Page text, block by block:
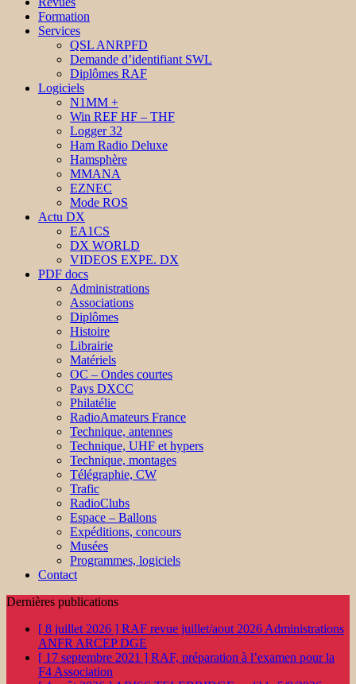
Formation
Services
QSL ANRPFD
Demande d’identifiant SWL
Diplômes RAF
Logiciels
N1MM +
Win REF HF – THF
Logger 32
Ham Radio Deluxe
Hamsphère
MMANA
EZNEC
Mode ROS
Actu DX
EA1CS
DX WORLD
VIDEOS EXPE. DX
PDF docs
Administrations
Associations
Diplômes
Histoire
Librairie
Matériels
OC – Ondes courtes
Pays DXCC
Philatélie
RadioAmateurs France
Technique, antennes
Technique, UHF et hypers
Technique, montages
Télégraphie, CW
Trafic
RadioClubs
Espace – Ballons
Expéditions, concours
Musées
Programmes, logiciels
Contact
Dernières publications
[ 8 juillet 2026 ] RAF revue juillet/aout 2026 Administrations
ANFR ARCEP DGE
[ 17 septembre 2021 ] RAF, préparation à l’examen pour la
F4 Association